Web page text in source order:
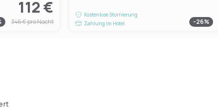
112 €
346 €pro Nacht
Kostenlose Stornierung
Zahlung im Hotel
-26%